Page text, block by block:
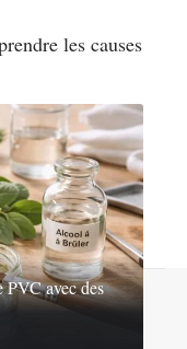
les causes
PVC avec des
Sitemap